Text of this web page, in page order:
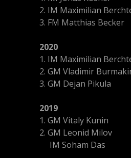
2. IM Maximilian
3. FM Matthias Becker
2020
1. IM Maximilian
2. GM Vladimir
3. GM Dejan Pikula
2019
1. GM Vitaly Kunin
2. GM Leonid Milov
IM Soham Das